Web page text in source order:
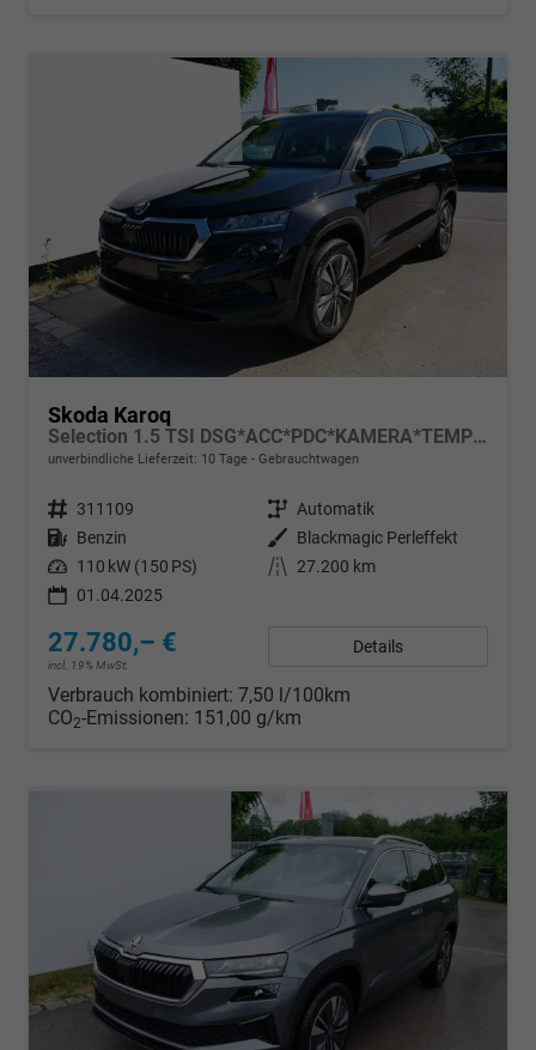
Skoda Karoq
Selection 1.5 TSI DSG*ACC*PDC*KAMERA*TEMPOMAT*LED*SMARTLINK*KLIMA*RADIO*17-ZOLL
unverbindliche Lieferzeit: 10 Tage Gebrauchtwagen
Fahrzeugnr. 311109 Getriebe Automatik
Kraftstoff Benzin Außenfarbe
Blackmagic Perleffekt
Leistung 110 kW (150 PS) Kilometerstand
27.200 km
01.04.2025
27.780,– €
incl. 19% MwSt.
Details
Verbrauch kombiniert: 7,50 l/100km
CO2-Emissionen: 151,00 g/km